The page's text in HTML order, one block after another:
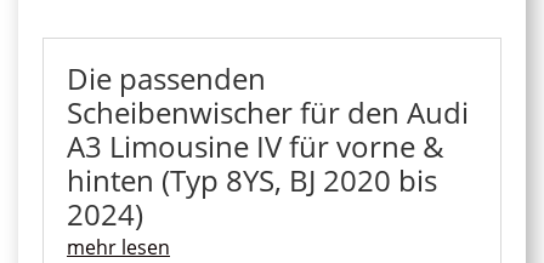
Die passenden
Scheibenwischer für den Audi
A3 Limousine IV für vorne &
hinten (Typ 8YS, BJ 2020 bis
2024)
mehr lesen